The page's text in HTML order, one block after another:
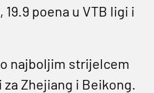
poena u VTB ligi i
najboljim strijelcem
Zhejiang i Beikong.